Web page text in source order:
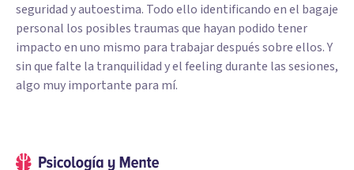
seguridad y autoestima. Todo ello identificando en el bagaje
personal los posibles traumas que hayan podido tener
impacto en uno mismo para trabajar después sobre ellos. Y
sin que falte la tranquilidad y el feeling durante las sesiones,
algo muy importante para mí.